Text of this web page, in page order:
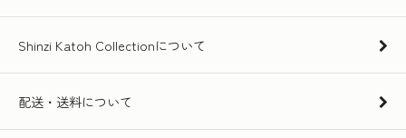
Shinzi Katoh Collectionについて
配送・送料について